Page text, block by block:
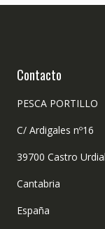
Contacto
PESCA PORTILLO
C/ Ardigales nº16
39700 Castro
Cantabria
España